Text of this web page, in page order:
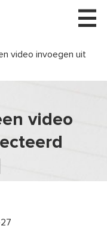
video invoegen uit
video